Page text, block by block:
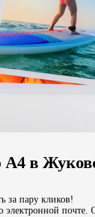
миру
А4 в
за пару кликов!
электронной почте.